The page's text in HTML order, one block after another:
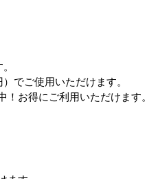
でご使用いただけます。
！お得にご利用いただけます。